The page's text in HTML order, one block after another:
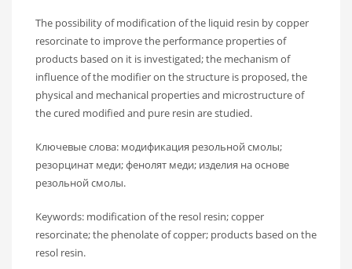
The possibility of modification of the liquid resin by copper
resorcinate to improve the performance properties of
products based on it is investigated; the mechanism of
influence of the modifier on the structure is proposed, the
physical and mechanical properties and microstructure of
the cured modified and pure resin are studied.
Ключевые слова: модификация резольной смолы;
резорцинат меди; фенолят меди; изделия на основе
резольной смолы.
Keywords: modification of the resol resin; copper
resorcinate; the phenolate of copper; products based on the
resol resin.